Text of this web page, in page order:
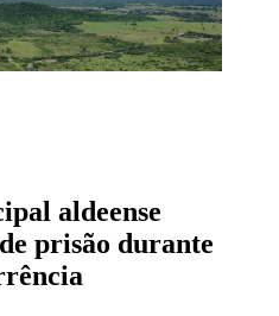
aldeense
prisão durante